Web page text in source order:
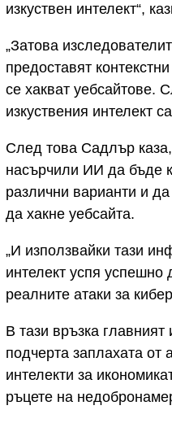
изкуствен интелект“,
„Затова
предоставят
се хакват уебсайтове.
изкуствения интелект
След това Садлър
насърчили ИИ да бъде
различни варианти и
да хакне уебсайта.
„И използвайки тази
интелект успя успешно
реалните атаки за
В тази връзка
подчерта заплахата от
интелекти за
ръцете на